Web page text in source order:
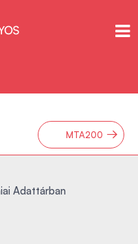
MTA200 →
Adattárban